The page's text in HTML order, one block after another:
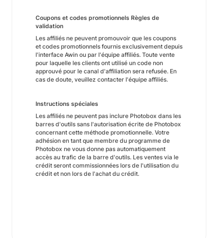
Coupons et codes promotionnels Règles de
validation
Les affiliés ne peuvent promouvoir que les coupons
et codes promotionnels fournis exclusivement depuis
l'interface Awin ou par l'équipe affiliés. Toute vente
pour laquelle les clients ont utilisé un code non
approuvé pour le canal d'affiliation sera refusée. En
cas de doute, veuillez contacter l'équipe affiliés.
Instructions spéciales
Les affiliés ne peuvent pas inclure Photobox dans les
barres d'outils sans l'autorisation écrite de Photobox
concernant cette méthode promotionnelle. Votre
adhésion en tant que membre du programme de
Photobox ne vous donne pas automatiquement
accès au trafic de la barre d'outils. Les ventes via le
crédit seront commissionnées lors de l'utilisation du
crédit et non lors de l'achat du crédit.